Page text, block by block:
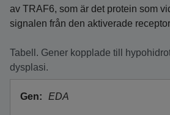
av TRAF6, som är det protein som
signalen från den aktiverade
Tabell. Gener kopplade till
dysplasi.
EDA